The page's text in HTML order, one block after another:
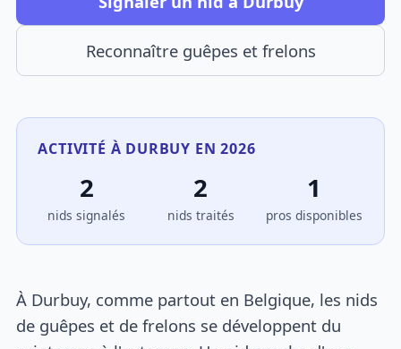
Reconnaître guêpes et frelons
ACTIVITÉ À DURBUY EN 2026
2
nids signalés
2
nids traités
1
pros disponibles
À Durbuy, comme partout en Belgique, les nids
de guêpes et de frelons se développent du